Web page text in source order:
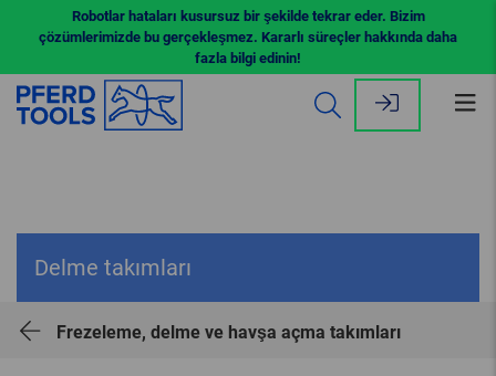
Robotlar hataları kusursuz bir şekilde tekrar eder. Bizim
çözümlerimizde bu gerçekleşmez. Kararlı süreçler hakkında daha
fazla bilgi edinin!
Delme takımları
Frezeleme, delme ve havşa açma takımları